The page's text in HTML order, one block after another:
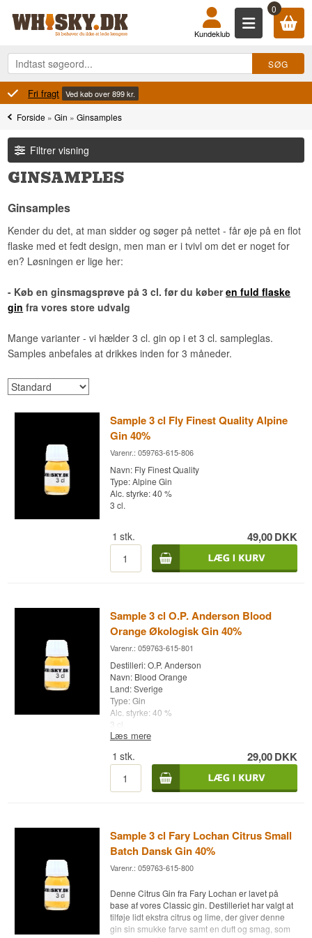
0
Kundeklub
100% Danskejet Ejet og drevet i Danmark
Forside »Gin »Ginsamples
Filtrer visning
GINSAMPLES
Ginsamples
Kender du det, at man sidder og søger på nettet - får øje på en flot
flaske med et fedt design, men man er i tvivl om det er noget for
en? Løsningen er lige her:
- Køb en ginsmagsprøve på 3 cl. før du køberen fuld flaske
gin fra vores store udvalg
Mange varianter - vi hælder 3 cl. gin op i et 3 cl. sampleglas.
Samples anbefales at drikkes inden for 3 måneder.
Sample 3 cl Fly Finest Quality Alpine
Gin 40%
Varenr.: 059763-615-806
Navn: Fly Finest Quality
Type: Alpine Gin
Alc. styrke: 40 %
3 cl.
1 stk. 49,00DKK
Sample 3 cl O.P. Anderson Blood
Orange Økologisk Gin 40%
Varenr.: 059763-615-801
Destilleri: O.P. Anderson
Navn: Blood Orange
Land: Sverige
Type: Gin
Alc. styrke: 40 %
3 cl.
Andet: Økologisk
Læs mere
1 stk. 29,00DKK
Sample 3 cl Fary Lochan Citrus Small
Batch Dansk Gin 40%
Varenr.: 059763-615-800
Denne Citrus Gin fra Fary Lochan er lavet på
base af vores Classic gin. Destilleriet har valgt at
tilføje lidt ekstra citrus og lime, der giver denne
gin sin smukke farve samt en duft og smag, som